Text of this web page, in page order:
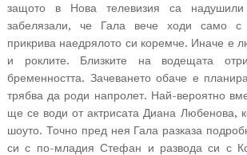
защото в Нова телевизия са
забелязали, че Гала вече ходи само с
прикрива наедрялото си коремче. Иначе е
и роклите. Близките на водещата
бременността. Зачеването обаче е
трябва да роди напролет. Най-вероятно
ще се води от актрисата Диана Любенова,
шоуто. Точно пред нея Гала разказа
си с по-младия Стефан и развода си с